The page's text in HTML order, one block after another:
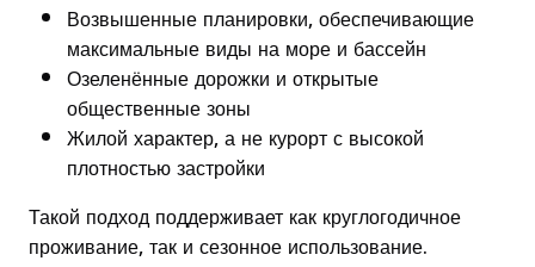
Возвышенные планировки, обеспечивающие
максимальные виды на море и бассейн
Озеленённые дорожки и открытые
общественные зоны
Жилой характер, а не курорт с высокой
плотностью застройки
Такой подход поддерживает как круглогодичное
проживание, так и сезонное использование.